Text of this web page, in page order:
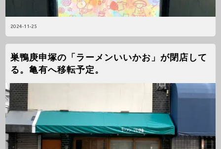
2024-11-25
巣鴨庚申塚の「ラーメンいいかお」が閉店して
る。亀有へ移転予定。